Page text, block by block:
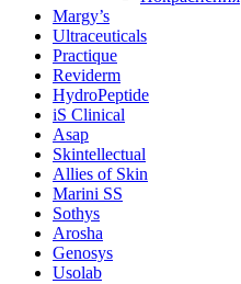
Margy’s
Ultraceuticals
Practique
Reviderm
HydroPeptide
iS Clinical
Asap
Skintellectual
Allies of Skin
Marini SS
Sothys
Arosha
Genosys
Usolab